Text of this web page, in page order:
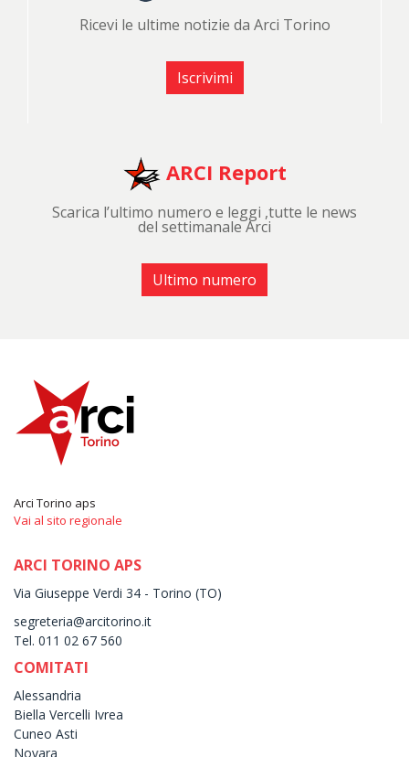
Ricevi le ultime notizie da Arci Torino
Iscrivimi
ARCI Report
Scarica l’ultimo numero e leggi ,tutte le news
del settimanale Arci
Ultimo numero
Arci Torino aps
Vai al sito regionale
ARCI TORINO APS
Via Giuseppe Verdi 34 - Torino (TO)
segreteria@arcitorino.it
Tel. 011 02 67 560
COMITATI
Alessandria
Biella Vercelli Ivrea
Cuneo Asti
Novara